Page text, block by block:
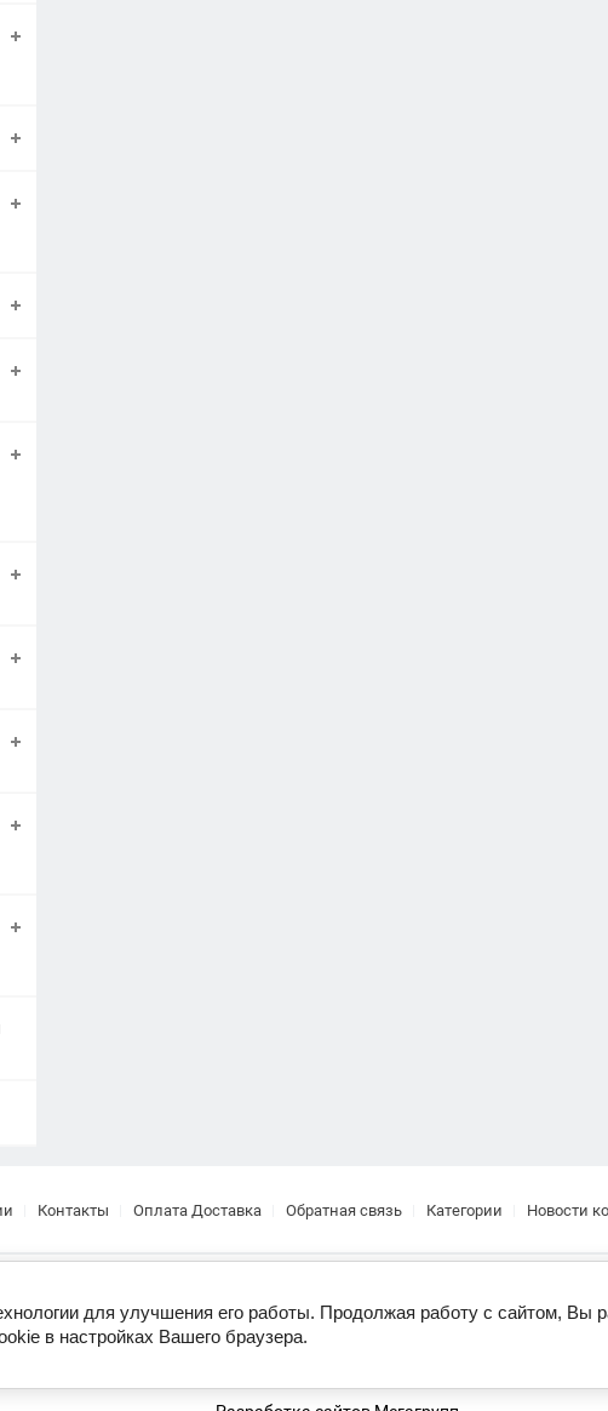
Контакты Оплата Доставка Обратная связь Категории Новости
для улучшения его работы. Продолжая работу с сайтом, Вы
в настройках Вашего браузера.